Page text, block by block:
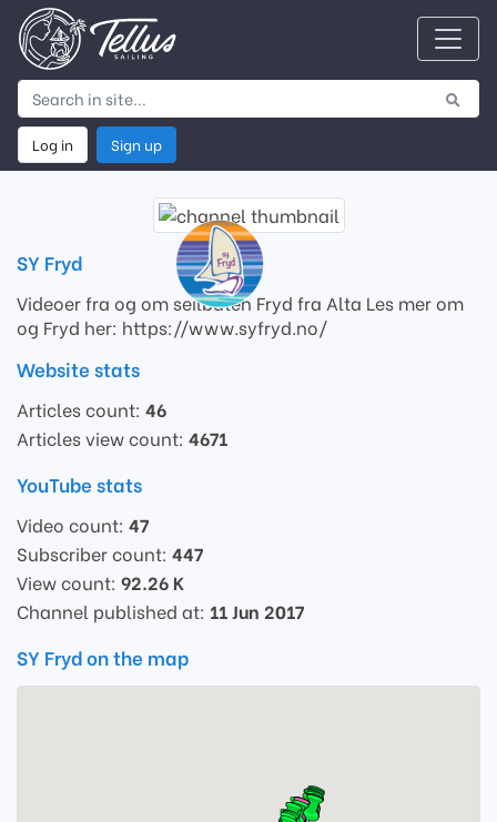
Log in Sign up
SY Fryd
Videoer fra og om seilbåten Fryd fra Alta Les mer om
og Fryd her: https://www.syfryd.no/
Website stats
Articles count: 46
Articles view count: 4671
YouTube stats
Video count: 47
Subscriber count: 447
View count: 92.26 K
Channel published at: 11 Jun 2017
SY Fryd on the map